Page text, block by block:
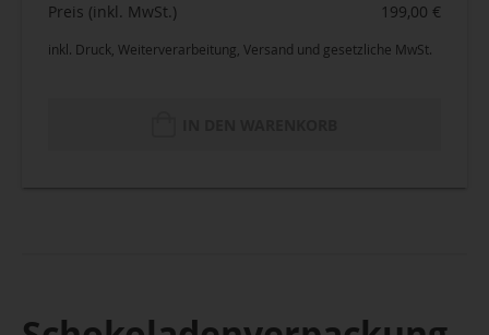
Preis (inkl. MwSt.)
199,00 €
inkl. Druck, Weiterverarbeitung, Versand und gesetzliche MwSt.